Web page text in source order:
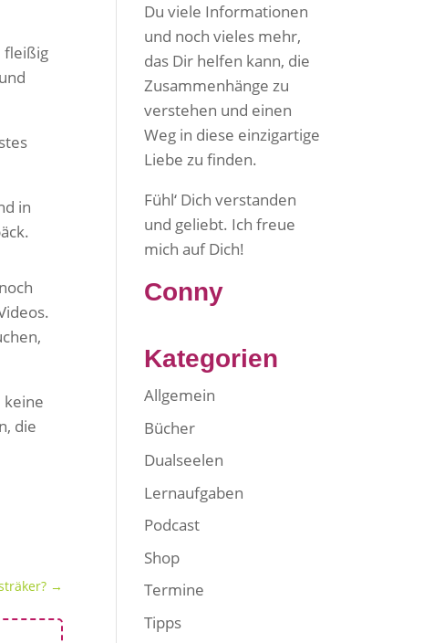
fleißig
in
keine
die
→
Du viele Informationen
und noch vieles mehr,
das Dir helfen kann, die
Zusammenhänge zu
verstehen und einen
Weg in diese einzigartige
Liebe zu finden.
Fühl‘ Dich verstanden
und geliebt. Ich freue
mich auf Dich!
Conny
Kategorien
Allgemein
Bücher
Dualseelen
Lernaufgaben
Podcast
Shop
Termine
Tipps